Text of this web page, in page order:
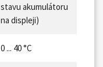
stavu akumulátoru
na displeji)
0 ... 40 °C